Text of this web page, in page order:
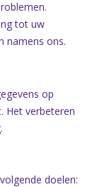
tot uw
namens ons.
op
Het verbeteren
doelen: